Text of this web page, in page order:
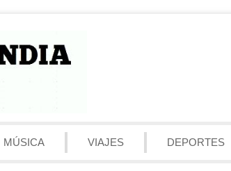
MÚSICA VIAJES DEPORTES